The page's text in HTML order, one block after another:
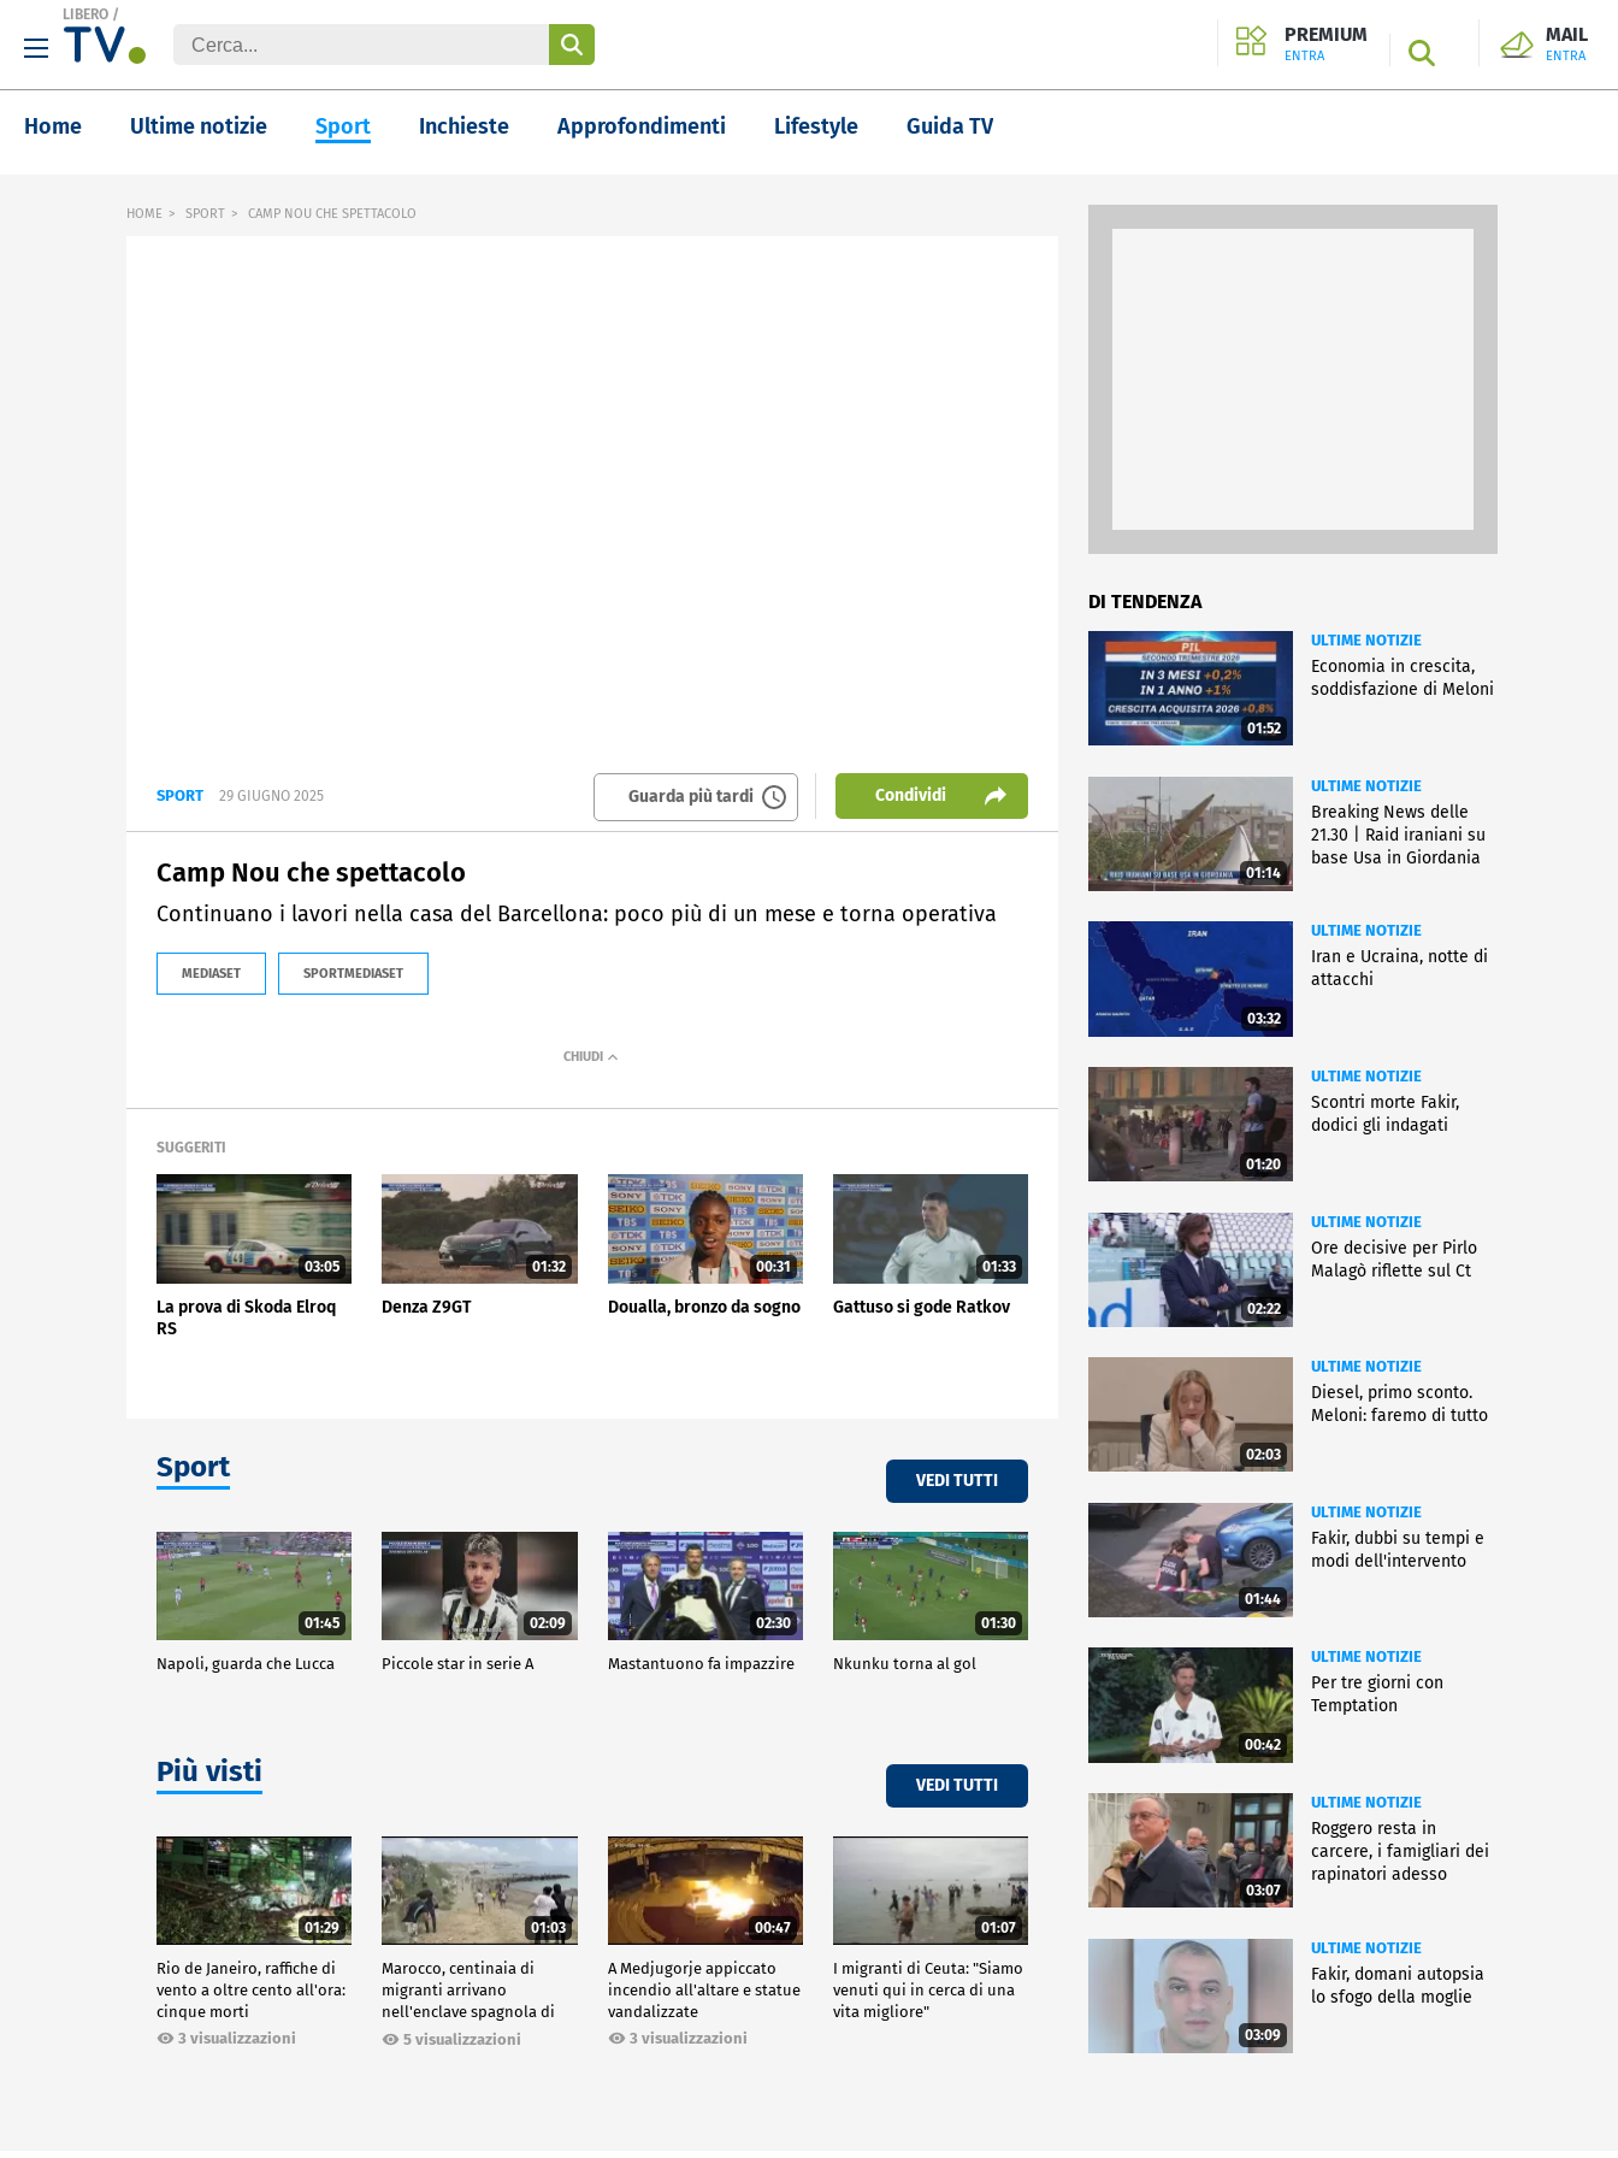
LIBERO /
PREMIUM
ENTRA SEARCH
MAIL
ENTRA
Home Ultime notizie Sport Inchieste Approfondimenti Lifestyle Guida TV
HOME SPORT CAMP NOU CHE SPETTACOLO
SPORT 29 GIUGNO 2025 Guarda più tardi Condividi
Camp Nou che spettacolo
Continuano i lavori nella casa del Barcellona: poco più di un mese e torna operativa
MEDIASET SPORTMEDIASET
SUGGERITI
03:05
La prova di Skoda Elroq
RS
01:32
Denza Z9GT
00:31
Doualla, bronzo da sogno
01:33
Gattuso si gode Ratkov
Sport VEDI TUTTI
01:45
Napoli, guarda che Lucca
02:09
Piccole star in serie A
02:30
Mastantuono fa impazzire
01:30
Nkunku torna al gol
Più visti VEDI TUTTI
01:29
Rio de Janeiro, raffiche di
vento a oltre cento all'ora:
cinque morti
3 visualizzazioni
01:03
Marocco, centinaia di
migranti arrivano
nell'enclave spagnola di
Ceuta5 visualizzazioni
00:47
A Medjugorje appiccato
incendio all'altare e statue
vandalizzate
3 visualizzazioni
01:07
I migranti di Ceuta: "Siamo
venuti qui in cerca di una
vita migliore"
DI TENDENZA
01:52
ULTIME NOTIZIE
Economia in crescita,
soddisfazione di Meloni
01:14
ULTIME NOTIZIE
Breaking News delle
21.30 | Raid iraniani su
base Usa in Giordania
03:32
ULTIME NOTIZIE
Iran e Ucraina, notte di
attacchi
01:20
ULTIME NOTIZIE
Scontri morte Fakir,
dodici gli indagati
02:22
ULTIME NOTIZIE
Ore decisive per Pirlo
Malagò riflette sul Ct
02:03
ULTIME NOTIZIE
Diesel, primo sconto.
Meloni: faremo di tutto
01:44
ULTIME NOTIZIE
Fakir, dubbi su tempi e
modi dell'intervento
00:42
ULTIME NOTIZIE
Per tre giorni con
Temptation
03:07
ULTIME NOTIZIE
Roggero resta in
carcere, i famigliari dei
rapinatori adesso
03:09
ULTIME NOTIZIE
Fakir, domani autopsia
lo sfogo della moglie